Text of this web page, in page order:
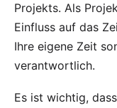
Projekts. Als
Einfluss auf das
Ihre eigene Zeit
verantwortlich.
Es ist wichtig,